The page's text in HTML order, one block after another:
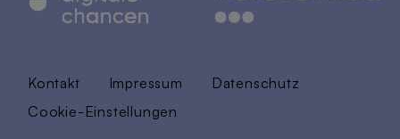
Kontakt Impressum
Datenschutz
Cookie-Einstellungen